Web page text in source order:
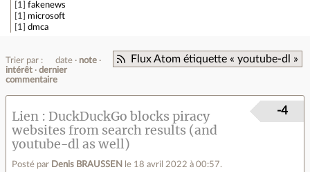
1
fakenews
1
microsoft
1
dmca
Flux Atom étiquette « youtube-dl »
Trier par : date
note
intérêt
dernier
commentaire
Lien
DuckDuckGo blocks piracy
websites from search results (and
youtube-dl as well)
Posté par Denis BRAUSSEN le 18 avril 2022 à 00:57.
-4